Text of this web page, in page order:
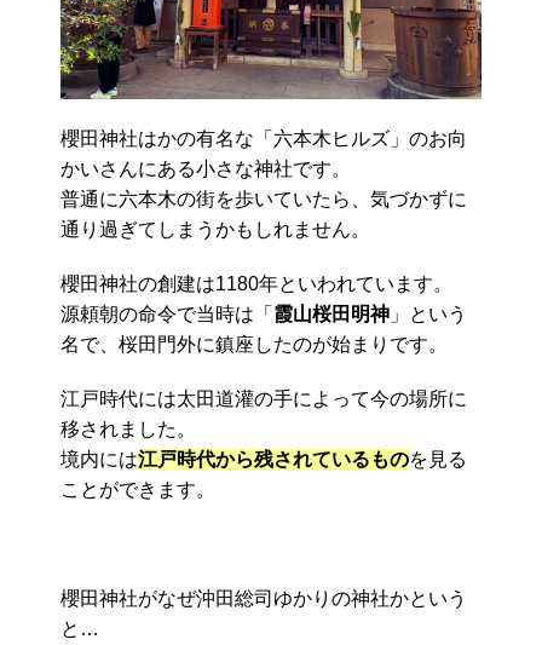
櫻田神社はかの有名な「六本木ヒルズ」のお向
かいさんにある小さな神社です。
普通に六本木の街を歩いていたら、気づかずに
通り過ぎてしまうかもしれません。
櫻田神社の創建は1180年といわれています。
源頼朝の命令で当時は「 霞山桜田明神 」という
名で、桜田門外に鎮座したのが始まりです。
江戸時代には太田道灌の手によって今の場所に
移されました。
境内には江戸時代から残されているものを見る
ことができます。
櫻田神社がなぜ沖田総司ゆかりの神社かという
と…